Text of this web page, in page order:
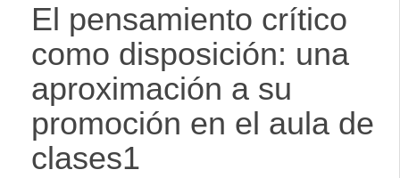
El pensamiento crítico
como disposición: una
aproximación a su
promoción en el aula de
clases1